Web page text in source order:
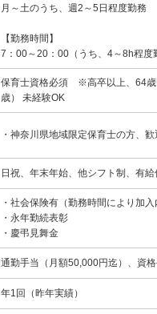
月～土のうち、週2～5日程度勤務
【勤務時間】
7：00～20：00（うち、4～8h程度
保育士資格必須 ※高卒以上、64歳
歳） 未経験OK
・神奈川県地域限定保育士の方、歓
日祝、年末年始、他シフト制、有
・社会保険有（勤務時間により加入
・永年勤続表彰
・慶弔見舞金
通勤手当（月額50,000円迄）、資
年1回（昨年実績）